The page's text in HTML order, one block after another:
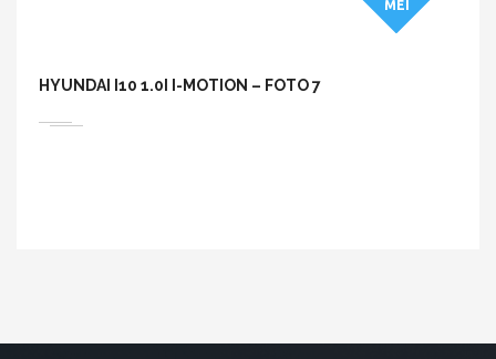
HYUNDAI I10 1.0I I-MOTION – FOTO 7
MEI